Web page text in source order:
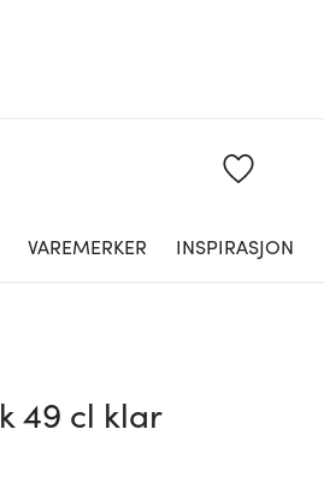
VAREMERKER INSPIRASJON
49 cl klar